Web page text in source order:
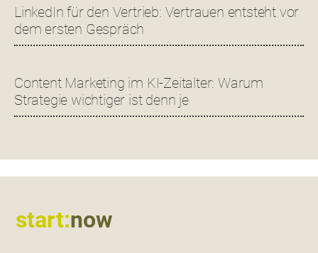
LinkedIn für den Vertrieb: Vertrauen entsteht vor
dem ersten Gespräch
Content Marketing im KI-Zeitalter: Warum
Strategie wichtiger ist denn je
start:now